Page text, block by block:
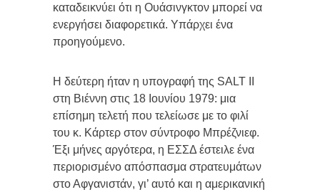
καταδεικνύει ότι η Ουάσινγκτον μπορεί να
ενεργήσει διαφορετικά. Υπάρχει ένα
προηγούμενο.
Η δεύτερη ήταν η υπογραφή της SALT II
στη Βιέννη στις 18 Ιουνίου 1979: μια
επίσημη τελετή που τελείωσε με το φιλί
του κ. Κάρτερ στον σύντροφο Μπρέζνιεφ.
Έξι μήνες αργότερα, η ΕΣΣΔ έστειλε ένα
περιορισμένο απόσπασμα στρατευμάτων
στο Αφγανιστάν, γι’ αυτό και η αμερικανική